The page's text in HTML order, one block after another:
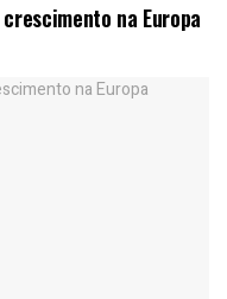
na Europa